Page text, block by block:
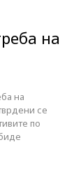
на
на
се
по